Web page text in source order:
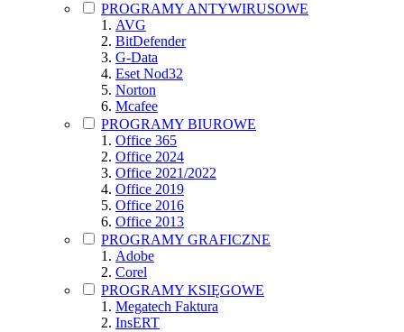
PROGRAMY ANTYWIRUSOWE
AVG
BitDefender
G-Data
Eset Nod32
Norton
Mcafee
PROGRAMY BIUROWE
Office 365
Office 2024
Office 2021/2022
Office 2019
Office 2016
Office 2013
PROGRAMY GRAFICZNE
Adobe
Corel
PROGRAMY KSIĘGOWE
Megatech Faktura
InsERT